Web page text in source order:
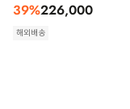
39%226,000
해외배송